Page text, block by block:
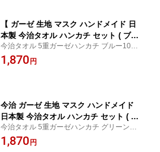
【 ガーゼ 生地 マスク ハンドメイド 日
本製 今治タオル ハンカチ セット ( ブル
ー ) 10枚 】 5重 ガーゼ ハンカチ セット
約19.5×19.5cm 柔らか 軽い 今治 まとめ
今治タオル 5重ガーゼハンカチ ブルー10枚
セット エアリーガーゼ 国産 コットンガー
ゼ ベビー 赤ちゃん 男の子 女の子 無地 おし
1,870円
今治 ガーゼ 生地 マスク ハンドメイド
日本製 今治タオル ハンカチ セット ( グ
リーン ) 10枚 5重 ガーゼ ハンカチ セッ
ト 約19.5×19.5cm 柔らか 軽い 今治 ま
今治タオル 5重ガーゼハンカチ グリーン10
枚セット エアリーガーゼ 国産 コットンガ
ーゼ ベビー 赤ちゃん 男の子 女の子 無地 お
1,870円